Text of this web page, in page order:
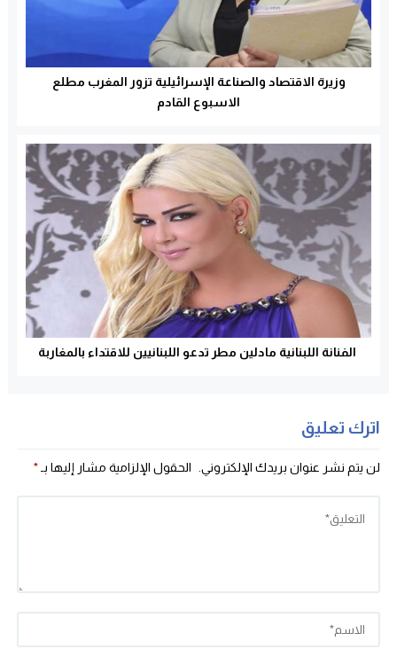
وزيرة الاقتصاد والصناعة الإسرائيلية تزور المغرب مطلع
الاسبوع القادم
الفنانة اللبنانية مادلين مطر تدعو اللبنانيين للاقتداء بالمغاربة
اترك تعليق
لن يتم نشر عنوان بريدك الإلكتروني. الحقول الإلزامية مشار إليها بـ*